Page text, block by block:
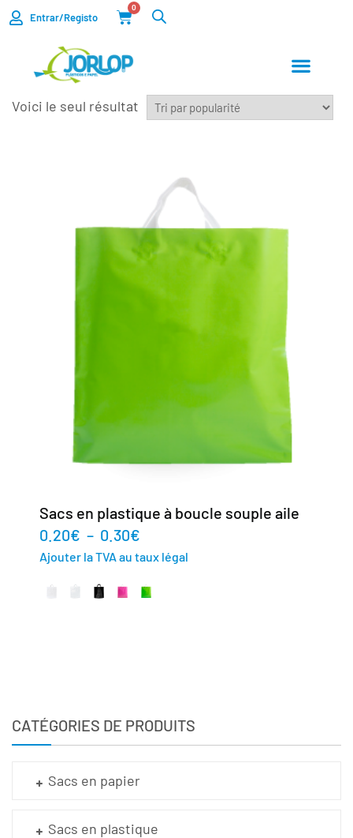
Entrar/Registo
0
Voici le seul résultat
Sacs en plastique à boucle souple aile
0.20€ – 0.30€
Ajouter la TVA au taux légal
CATÉGORIES DE PRODUITS
Sacs en papier
Sacs en plastique